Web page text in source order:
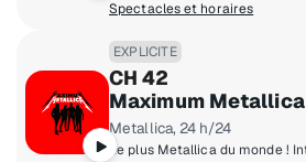
Spectacles et horaires
EXPLICITE
CH 42
Maximum Metallica
Metallica, 24 h/24